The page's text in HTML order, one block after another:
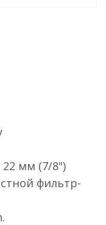
мм (7/8")
фильтр-